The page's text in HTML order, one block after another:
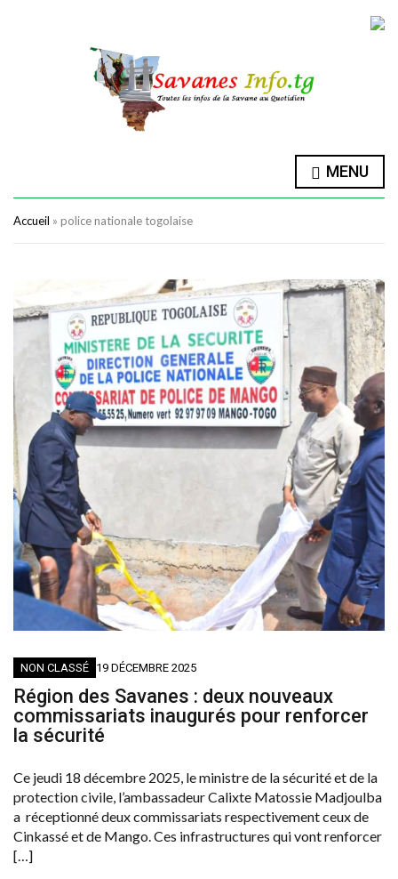
MENU
Accueil » police nationale togolaise
NON CLASSÉ 19 DÉCEMBRE 2025
Région des Savanes : deux nouveaux
commissariats inaugurés pour renforcer
la sécurité
Ce jeudi 18 décembre 2025, le ministre de la sécurité et de la
protection civile, l’ambassadeur Calixte Matossie Madjoulba
a réceptionné deux commissariats respectivement ceux de
Cinkassé et de Mango. Ces infrastructures qui vont renforcer
[…]